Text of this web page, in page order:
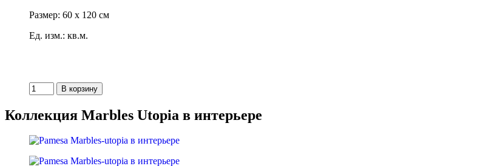
Размер: 60 x 120 см
Ед. изм.: кв.м.
Коллекция Marbles Utopia в интерьере